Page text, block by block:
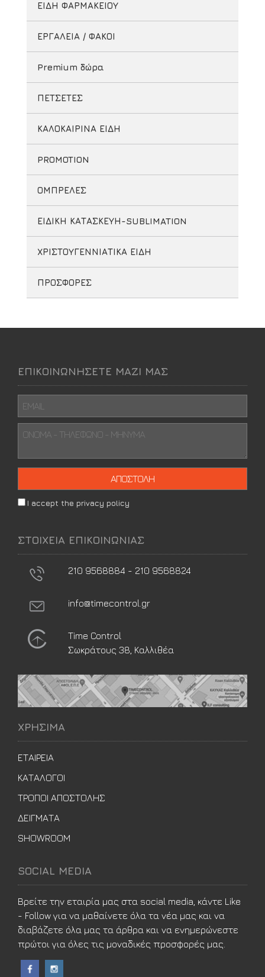
ΕΙΔΗ ΦΑΡΜΑΚΕΙΟΥ
ΕΡΓΑΛΕΙΑ / ΦΑΚΟΙ
Premium δώρα
ΠΕΤΣΕΤΕΣ
ΚΑΛΟΚΑΙΡΙΝΑ ΕΙΔΗ
PROMOTION
ΟΜΠΡΕΛΕΣ
ΕΙΔΙΚΗ ΚΑΤΑΣΚΕΥΗ-SUBLIMATION
ΧΡΙΣΤΟΥΓΕΝΝΙΑΤΙΚΑ ΕΙΔΗ
ΠΡΟΣΦΟΡΕΣ
ΕΠΙΚΟΙΝΩΝΗΣΕΤΕ ΜΑΖΙ ΜΑΣ
I accept the privacy policy
ΣΤΟΙΧΕΙΑ ΕΠΙΚΟΙΝΩΝΙΑΣ
210 9568884 - 210 9568824
info@timecontrol.gr
Time Control
Σωκράτους 38, Καλλιθέα
ΧΡΗΣΙΜΑ
ΕΤΑΙΡΕΙΑ
ΚΑΤΑΛΟΓΟΙ
ΤΡΟΠΟΙ ΑΠΟΣΤΟΛΗΣ
ΔΕΙΓΜΑΤΑ
SHOWROOM
SOCIAL MEDIA
Βρείτε την εταιρία μας στα social media, κάντε Like
- Follow για να μαθαίνετε όλα τα νέα μας και να
διαβάζετε όλα μας τα άρθρα και να ενημερώνεστε
πρώτοι για όλες τις μοναδικές προσφορές μας.